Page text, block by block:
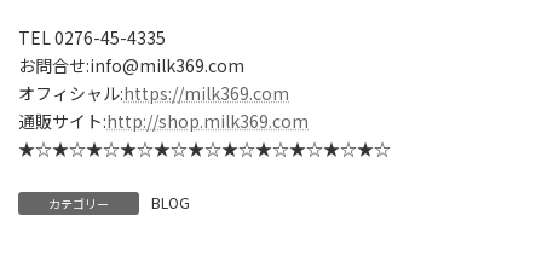
TEL 0276-45-4335
お問合せ:info@milk369.com
オフィシャル:https://milk369.com
通販サイト:http://shop.milk369.com
★☆★☆★☆★☆★☆★☆★☆★☆★☆★☆★☆
カテゴリー BLOG